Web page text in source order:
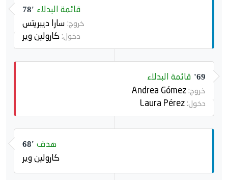
78' قائمة البدلاء
خروج: سارا ديبريتس
دخول:كارولين وير
69' قائمة البدلاء
خروج:
دخول:
68' هدف
كارولين وير